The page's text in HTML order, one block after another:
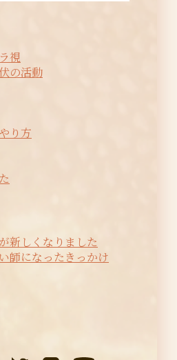
視
の活動
り方
新しくなりました
師になったきっかけ